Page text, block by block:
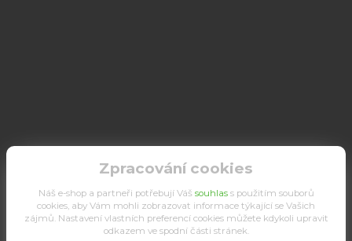
Zpracování cookies
Náš e-shop a partneři potřebují Váš souhlass použitím souborů
cookies, aby Vám mohli zobrazovat informace týkající se Vašich
zájmů. Nastavení vlastních preferencí cookies můžete kdykoli upravit
odkazem ve spodní části stránek.